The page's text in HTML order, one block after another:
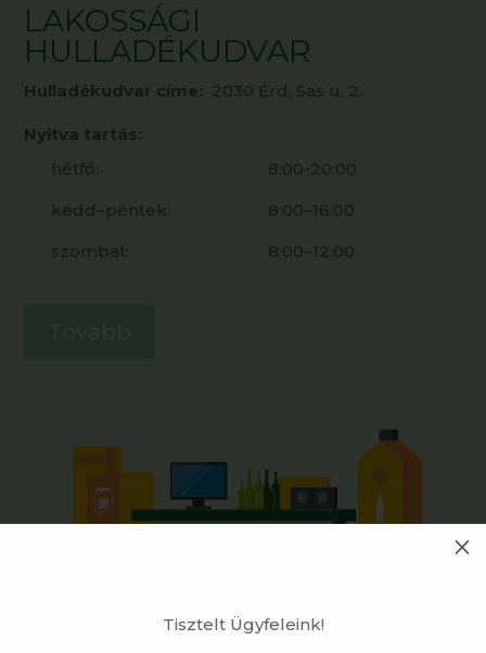
Tisztelt Ügyfeleink!
M
LAKOSSÁGI
HULLADÉKUDVAR
Hulladékudvar címe: 2030 Érd, Sas u. 2.
Nyitva tartás:
hétfő:
8:00-20:00
kedd–péntek:
8:00–16:00
szombat:
8:00–12:00